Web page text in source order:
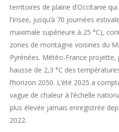
territoires de plaine d’Occitanie
l’Insee, jusqu’à 70 journées
maximale supérieure à 25 °C),
zones de montagne voisines du
Pyrénées. Météo-France
hausse de 2,3 °C des
l’horizon 2050. L’été 2025 a
vague de chaleur à l’échelle
plus élevée jamais enregistrée
2022.